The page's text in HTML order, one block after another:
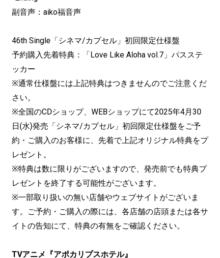
副音声：aiko福音声
46th Single「シネマ/カプセル」初回限定仕様盤
予約購入先着特典：「Love Like Aloha vol.7」パスステ
ッカー
※通常仕様盤には上記特典はつきませんのでご注意くだ
さい。
※全国のCDショップ、WEBショップにて2025年4月30
日(水)発売「シネマ/カプセル」初回限定仕様盤をご予
約・ご購入のお客様に、先着で上記オリジナル特典をプ
レゼント。
※特典は数に限りがございますので、発売前でも特典プ
レゼントを終了する可能性がございます。
※一部取り扱いの無い店舗やウェブサイトがございま
す。ご予約・ご購入の際には、各店舗の店頭または各サ
イトの告知にて、特典の有無をご確認ください。
TVアニメ『アポカリプスホテル』